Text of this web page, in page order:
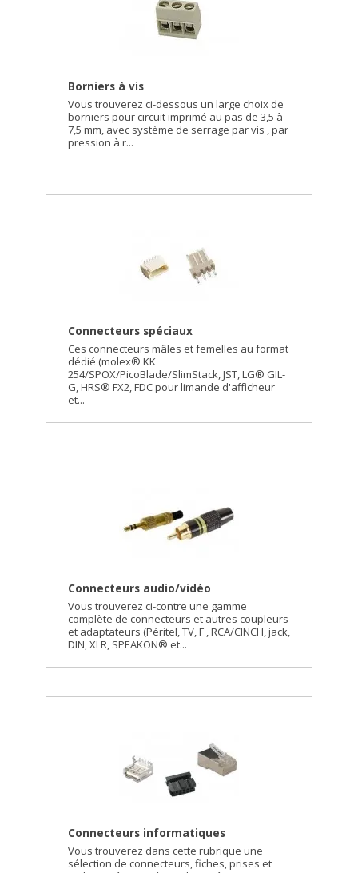
Borniers à vis
Vous trouverez ci-dessous un large choix de
borniers pour circuit imprimé au pas de 3,5 à
7,5 mm, avec système de serrage par vis , par
pression à r...
Connecteurs spéciaux
Ces connecteurs mâles et femelles au format
dédié (molex® KK
254/SPOX/PicoBlade/SlimStack, JST, LG® GIL-
G, HRS® FX2, FDC pour limande d'afficheur
et...
Connecteurs audio/vidéo
Vous trouverez ci-contre une gamme
complète de connecteurs et autres coupleurs
et adaptateurs (Péritel, TV, F , RCA/CINCH, jack,
DIN, XLR, SPEAKON® et...
Connecteurs informatiques
Vous trouverez dans cette rubrique une
sélection de connecteurs, fiches, prises et